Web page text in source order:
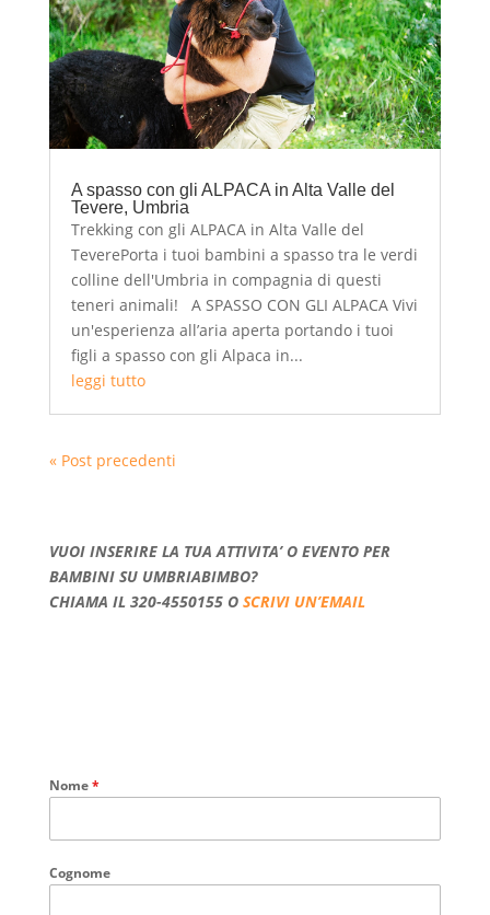
A spasso con gli ALPACA in Alta Valle del
Tevere, Umbria
Trekking con gli ALPACA in Alta Valle del
TeverePorta i tuoi bambini a spasso tra le verdi
colline dell'Umbria in compagnia di questi
teneri animali! A SPASSO CON GLI ALPACA Vivi
un'esperienza all’aria aperta portando i tuoi
figli a spasso con gli Alpaca in...
leggi tutto
« Post precedenti
VUOI INSERIRE LA TUA ATTIVITA’ O EVENTO PER
BAMBINI SU UMBRIABIMBO?
CHIAMA IL 320-4550155 O SCRIVI UN’EMAIL
Nome*
Cognome